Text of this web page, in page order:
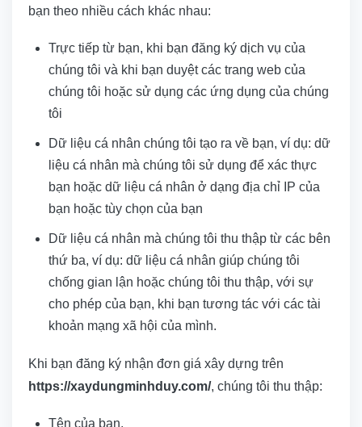
bạn theo nhiều cách khác nhau:
Trực tiếp từ bạn, khi bạn đăng ký dịch vụ của
chúng tôi và khi bạn duyệt các trang web của
chúng tôi hoặc sử dụng các ứng dụng của chúng
tôi
Dữ liệu cá nhân chúng tôi tạo ra về bạn, ví dụ: dữ
liệu cá nhân mà chúng tôi sử dụng để xác thực
bạn hoặc dữ liệu cá nhân ở dạng địa chỉ IP của
bạn hoặc tùy chọn của bạn
Dữ liệu cá nhân mà chúng tôi thu thập từ các bên
thứ ba, ví dụ: dữ liệu cá nhân giúp chúng tôi
chống gian lận hoặc chúng tôi thu thập, với sự
cho phép của bạn, khi bạn tương tác với các tài
khoản mạng xã hội của mình.
Khi bạn đăng ký nhận đơn giá xây dựng trên
https://xaydungminhduy.com/, chúng tôi thu thập:
Tên của bạn.